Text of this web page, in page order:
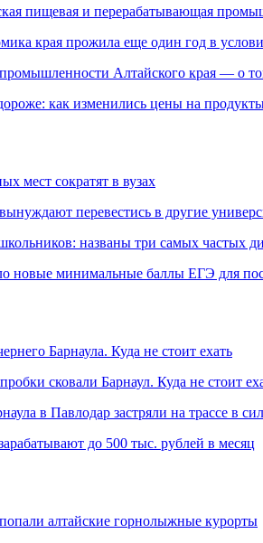
пищевая и перерабатывающая
края прожила еще один год в
Алтайского края — о
как изменились цены на
мест сократят в вузах
перевестись в другие
названы три самых частых
новые минимальные баллы ЕГЭ для
Барнаула. Куда не стоит ехать
сковали Барнаул. Куда не стоит
в Павлодар застряли на трассе в
до 500 тыс. рублей в месяц
алтайские горнолыжные курорты